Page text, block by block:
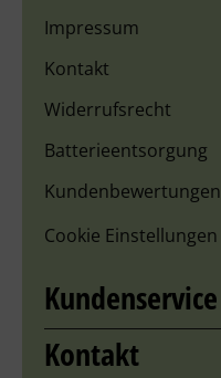
Impressum
Kontakt
Widerrufsrecht
Batterieentsorgung
Kundenbewertungen
Cookie Einstellungen
Kundenservice
Kontakt